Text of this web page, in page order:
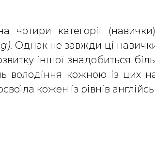
чотири категорії
. Однак не завжди ці
іншої знадобиться
володіння кожною із цих
кожен із рівнів